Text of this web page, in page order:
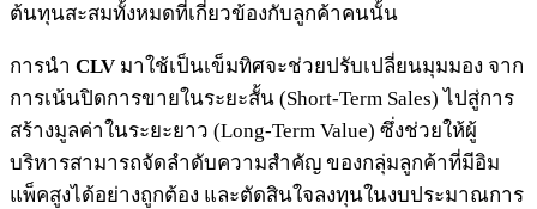
ต้นทุนสะสมทั้งหมดที่เกี่ยวข้องกับลูกค้าคนนั้น
การนำ CLV มาใช้เป็นเข็มทิศจะช่วยปรับเปลี่ยนมุมมอง จาก
การเน้นปิดการขายในระยะสั้น (Short-Term Sales) ไปสู่การ
สร้างมูลค่าในระยะยาว (Long-Term Value) ซึ่งช่วยให้ผู้
บริหารสามารถจัดลำดับความสำคัญ ของกลุ่มลูกค้าที่มีอิม
แพ็คสูงได้อย่างถูกต้อง และตัดสินใจลงทุนในงบประมาณการ